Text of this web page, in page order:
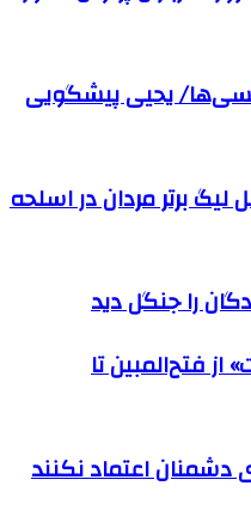
یحیی پیشگویی
برتر مردان در اسلحه
را جنگل دید
فتح‌المبین تا
اعتماد نکنند